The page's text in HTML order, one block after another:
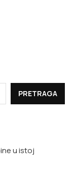
PRETRAGA
u istoj